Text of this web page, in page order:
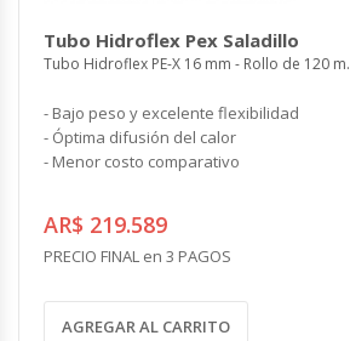
Tubo Hidroflex Pex Saladillo
Tubo Hidroflex PE-X 16 mm - Rollo de 120 m.
- Bajo peso y excelente flexibilidad
- Óptima difusión del calor
- Menor costo comparativo
AR$ 219.589
PRECIO FINAL en 3 PAGOS
AGREGAR AL CARRITO